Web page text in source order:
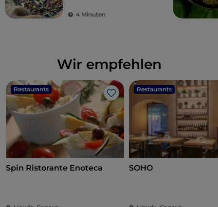
4 Minuten
Wir empfehlen
Restaurants
Like
Spin Ristorante Enoteca
Restaurants
SOHO